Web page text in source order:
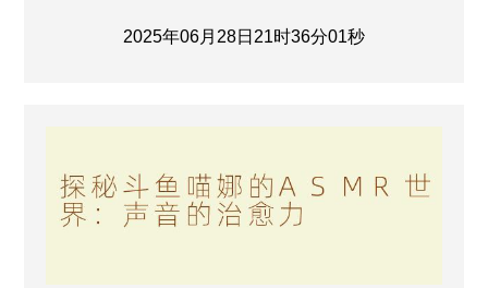
2025年06月28日21时36分01秒